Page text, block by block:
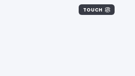
TOUCH